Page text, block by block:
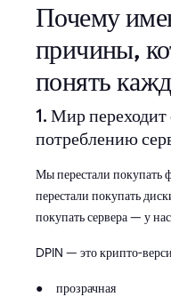
Почему
причины,
понять
1. Мир переходит
потреблению
Мы перестали
перестали покупать
покупать сервера — у
DPIN — это крипто-
● прозрачная